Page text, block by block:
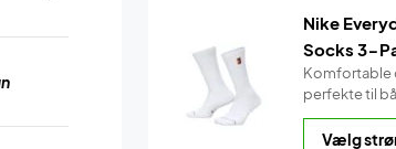
Nike
Socks 3-
Komfortable
perfekte til